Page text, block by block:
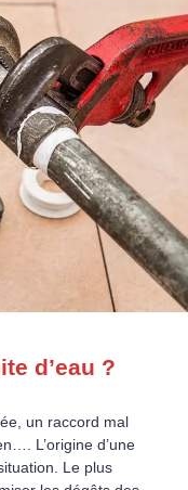
d’eau ?
un raccord mal
L’origine d’une
Le plus